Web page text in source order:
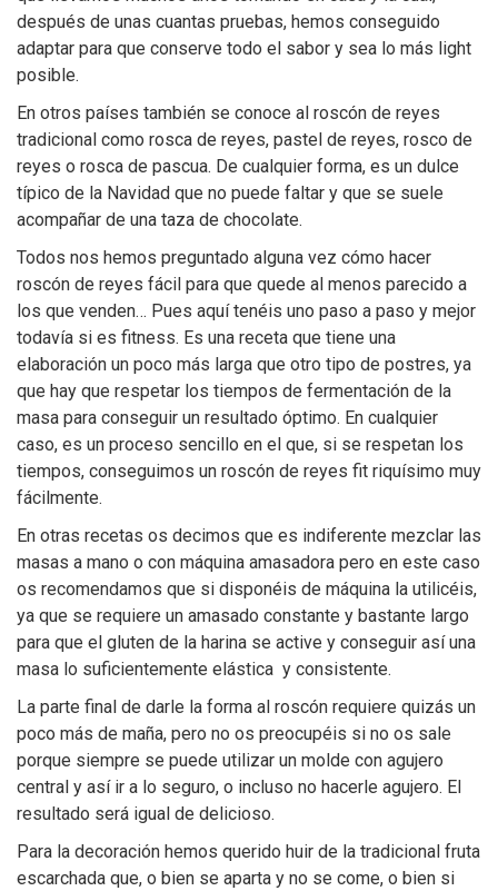
después de unas cuantas pruebas, hemos conseguido
adaptar para que conserve todo el sabor y sea lo más light
posible.
En otros países también se conoce al roscón de reyes
tradicional como rosca de reyes, pastel de reyes, rosco de
reyes o rosca de pascua. De cualquier forma, es un dulce
típico de la Navidad que no puede faltar y que se suele
acompañar de una taza de chocolate.
Todos nos hemos preguntado alguna vez cómo hacer
roscón de reyes fácil para que quede al menos parecido a
los que venden… Pues aquí tenéis uno paso a paso y mejor
todavía si es fitness. Es una receta que tiene una
elaboración un poco más larga que otro tipo de postres, ya
que hay que respetar los tiempos de fermentación de la
masa para conseguir un resultado óptimo. En cualquier
caso, es un proceso sencillo en el que, si se respetan los
tiempos, conseguimos un roscón de reyes fit riquísimo muy
fácilmente.
En otras recetas os decimos que es indiferente mezclar las
masas a mano o con máquina amasadora pero en este caso
os recomendamos que si disponéis de máquina la utilicéis,
ya que se requiere un amasado constante y bastante largo
para que el gluten de la harina se active y conseguir así una
masa lo suficientemente elástica y consistente.
La parte final de darle la forma al roscón requiere quizás un
poco más de maña, pero no os preocupéis si no os sale
porque siempre se puede utilizar un molde con agujero
central y así ir a lo seguro, o incluso no hacerle agujero. El
resultado será igual de delicioso.
Para la decoración hemos querido huir de la tradicional fruta
escarchada que, o bien se aparta y no se come, o bien si